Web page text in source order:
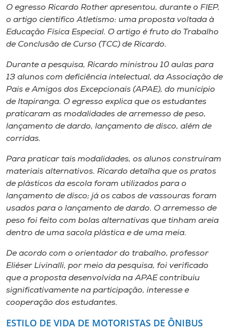
O egresso Ricardo Rother apresentou, durante o FIEP,
o artigo científico Atletismo: uma proposta voltada à
Educação Física Especial. O artigo é fruto do Trabalho
de Conclusão de Curso (TCC) de Ricardo.
Durante a pesquisa, Ricardo ministrou 10 aulas para
13 alunos com deficiência intelectual, da Associação de
Pais e Amigos dos Excepcionais (APAE), do município
de Itapiranga. O egresso explica que os estudantes
praticaram as modalidades de arremesso de peso,
lançamento de dardo, lançamento de disco, além de
corridas.
Para praticar tais modalidades, os alunos construíram
materiais alternativos. Ricardo detalha que os pratos
de plásticos da escola foram utilizados para o
lançamento de disco; já os cabos de vassouras foram
usados para o lançamento de dardo. O arremesso de
peso foi feito com bolas alternativas que tinham areia
dentro de uma sacola plástica e de uma meia.
De acordo com o orientador do trabalho, professor
Eliéser Livinalli, por meio da pesquisa, foi verificado
que a proposta desenvolvida na APAE contribuiu
significativamente na participação, interesse e
cooperação dos estudantes.
ESTILO DE VIDA DE MOTORISTAS DE ÔNIBUS